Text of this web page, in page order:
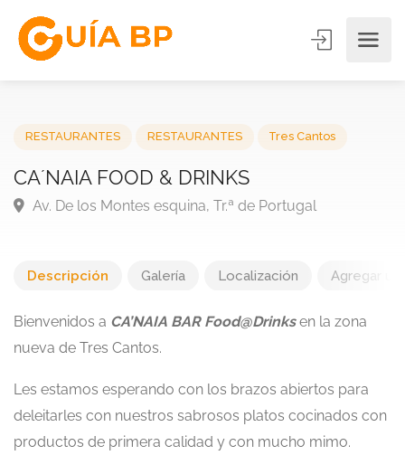
CA´NAIA FOOD & DRINKS
Descripción Galería Localización Agregar
Bienvenidos a CA’NAIA BAR Food@Drinksen la zona
nueva de Tres Cantos.
Les estamos esperando con los brazos abiertos para
deleitarles con nuestros sabrosos platos cocinados con
productos de primera calidad y con mucho mimo.